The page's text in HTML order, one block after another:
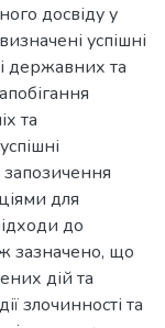
досвіду у
успішні
державних та
та
запозичення
для
до
зазначено, що
дій та
злочинності та